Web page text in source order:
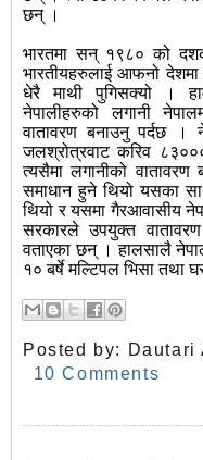
छन् ।
भारतमा सन् १९८० को
भारतीयहरुलाई आफनो
धेरै माथी पुगिसक्यो ।
नेपालीहरुको लगानी
वातावरण बनाउनु पर्दछ ।
जलश्रोत्रवाट करिव
त्यसैमा लगानीको
समाधान हुने थियो यसका
थियो र यसमा गैरआवासीय
सरकारले उपयुक्त वातावरण
वताएका छन् । हालसालै
१० बर्षे मल्टिपल भिसा तथा
Posted by: Dautari
10 Comments